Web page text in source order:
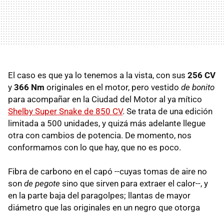
El caso es que ya lo tenemos a la vista, con sus 256 CV
y 366 Nm originales en el motor, pero vestido de bonito
para acompañar en la Ciudad del Motor al ya mítico
Shelby Super Snake de 850 CV. Se trata de una edición
limitada a 500 unidades, y quizá más adelante llegue
otra con cambios de potencia. De momento, nos
conformamos con lo que hay, que no es poco.
Fibra de carbono en el capó --cuyas tomas de aire no
son de pegote sino que sirven para extraer el calor--, y
en la parte baja del paragolpes; llantas de mayor
diámetro que las originales en un negro que otorga